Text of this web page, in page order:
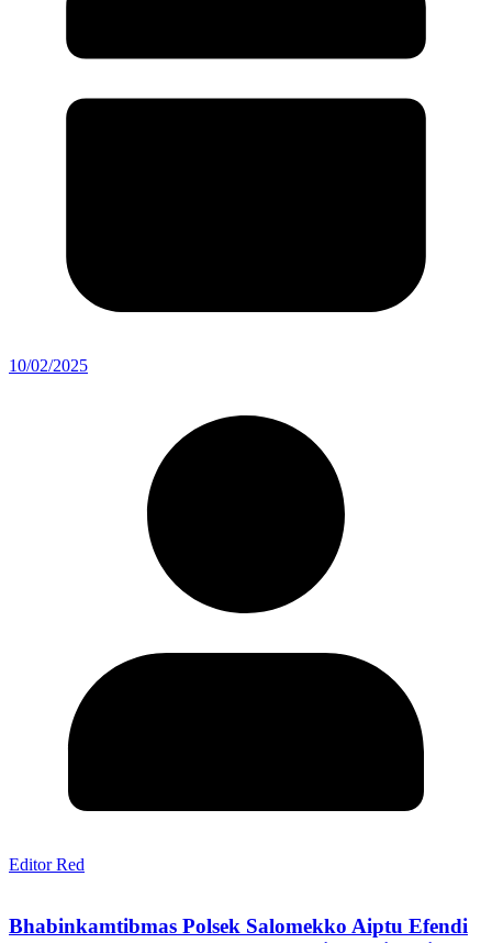
10/02/2025
Editor Red
Bhabinkamtibmas Polsek Salomekko Aiptu Efendi